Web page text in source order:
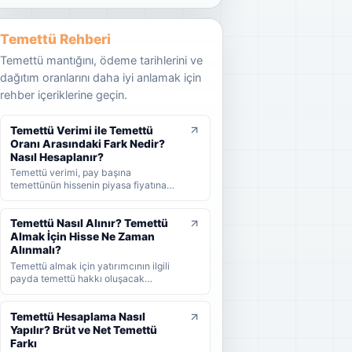
Temettü Rehberi
Temettü mantığını, ödeme tarihlerini ve
dağıtım oranlarını daha iyi anlamak için
rehber içeriklerine geçin.
Temettü Verimi ile Temettü
Oranı Arasındaki Fark Nedir?
Nasıl Hesaplanır?
Temettü verimi, pay başına
temettünün hissenin piyasa fiyatına
dağıtıldığını gösterir. KAP'ta görülen
kâr payı oranı ise çoğunlukla 1 TL
nominal değere göre hesaplanan ayrı
bir yüzdedir. Bu rehberde temettü
verimi, dağıtım oranı ve KAP temettü
oranı arasındaki farkları formüller ve
Temettü Nasıl Alınır? Temettü
Almak İçin Hisse Ne Zaman
Alınmalı?
Temettü almak için yatırımcının ilgili
payda temettü hakkı oluşacak
alındığını, hak kullanım tarihi, kayıt
tarihi ve ödeme tarihi arasındaki farkı
ve yatırımcıların nelere dikkat etmesi
Temettü Hesaplama Nasıl
Yapılır? Brüt ve Net Temettü
Farkı